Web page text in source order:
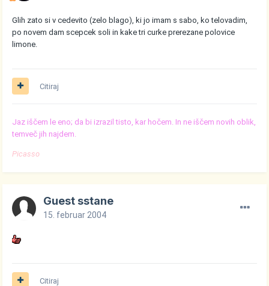
Glih zato si v cedevito (zelo blago), ki jo imam s sabo, ko telovadim,
po novem dam scepcek soli in kake tri curke prerezane polovice
limone.
Citiraj
Jaz iščem le eno; da bi izrazil tisto, kar hočem. In ne iščem novih oblik,
temveč jih najdem.
Picasso
Guest sstane
15. februar 2004
Citiraj